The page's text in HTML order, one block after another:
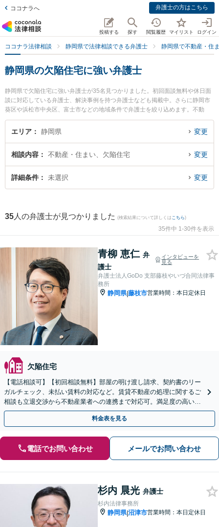
ココナラへ 弁護士の方はこちら
投稿する 探す 閲覧履歴 マイリスト ログイン
ココナラ法律相談 静岡県で法律相談できる弁護士 静岡県で不動産・住
静岡県の欠陥住宅に強い弁護士
静岡県で欠陥住宅に強い弁護士が35名見つかりました。初回面談無料や休日面
談に対応している弁護士、解決事例を持つ弁護士なども掲載中。さらに静岡市
葵区や浜松市中央区、富士市などの地域条件で弁護士を絞り込めます。不動
産・住まいに関係する立ち退き交渉や家賃交渉、不動産契約解除等の細かな分
野での絞り込み検索もでき便利です。特に弁護士法人GoDo 支部藤枝やいづ合
が注目されています。『静岡県で土日や夜間に発生した欠陥住宅のトラブルを
今すぐに弁護士に相談したい』『欠陥住宅のトラブル解決の実績豊富な近くの
弁護士を検索したい』『初回相談無料で欠陥住宅を法律相談できる静岡県内の
エリア 静岡県 変更
相談内容 不動産・住まい、欠陥住宅 変更
詳細条件 未選択 変更
35 人の弁護士が見つかりました (検索結果について詳しくは こちら)
35件中 1-30件を表示
青柳 恵仁 弁
護士
インタビューを
見る
弁護士法人GoDo 支部藤枝やいづ合同法律事
務所
静岡県|藤枝市営業時間：本日定休日
欠陥住宅
【電話相談可】【初回相談無料】部屋の明け渡し請求、契約書のリー
ガルチェック、未払い賃料の対応など。賃貸不動産の処理に関するご
相談も立退交渉から不動産業者への連携まで対応可。満足度の高い解
決ができるよう、全力を尽くします【休日＆夜間面談OK】
料金表を見る
電話でお問い合わせ メールでお問い合わせ
杉内 晨光 弁護士
杉内法律事務所
静岡県|沼津市営業時間：本日定休日